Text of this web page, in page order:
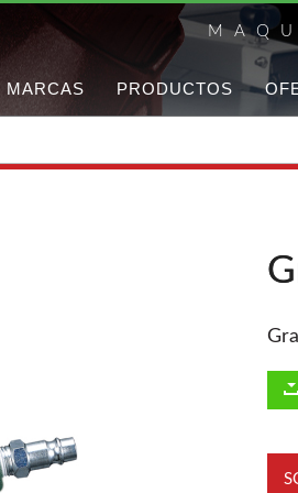
MARCAS PRODUCTOS